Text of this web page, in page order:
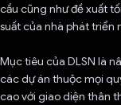
cầu cũng như đề xuất
suất của nhà phát triển
Mục tiêu của DLSN là
các dự án thuộc mọi
cao với giao diện thân